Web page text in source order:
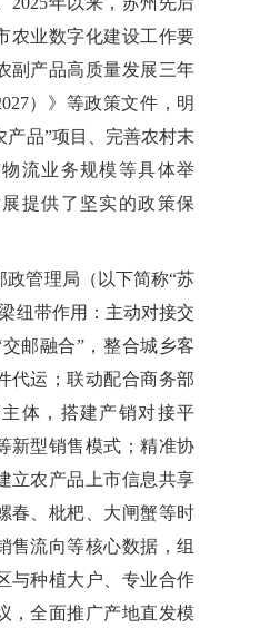
农业数字化建设工作要
副产品高质量发展三年
）》等政策文件，明
产品”项目、完善农村末
流业务规模等具体举
提供了坚实的政策保
政管理局（以下简称“苏
纽带作用：主动对接交
邮融合”，整合城乡客
代运；联动配合商务部
体，搭建产销对接平
新型销售模式；精准协
立农产品上市信息共享
春、枇杷、大闸蟹等时
售流向等核心数据，组
与种植大户、专业合作
，全面推广产地直发模